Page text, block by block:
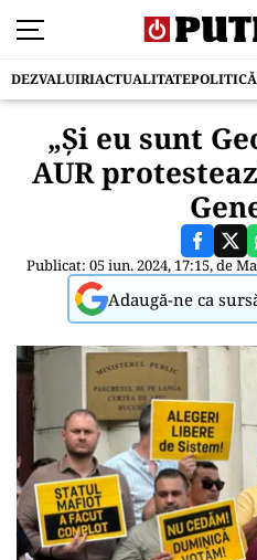
DEZVALUIRIACTUALITATEPOLITICĂ
„Și eu sunt
AUR
Publicat: 05 iun. 2024, 17:15, de
Adaugă-ne ca